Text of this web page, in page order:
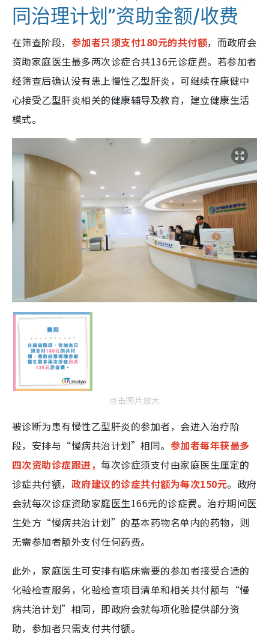
同治理计划”资助金额/收费
在筛查阶段， 参加者只须支付180元的共付额，而政府会
资助家庭医生最多两次诊症合共136元诊症费。若参加者
经筛查后确认没有患上慢性乙型肝炎，可继续在康健中
心接受乙型肝炎相关的健康辅导及教育，建立健康生活
模式。
点击图片放大
被诊断为患有慢性乙型肝炎的参加者，会进入治疗阶
段，安排与“慢病共治计划”相同。 参加者每年获最多
四次资助诊症跟进，每次诊症须支付由家庭医生厘定的
诊症共付额， 政府建议的诊症共付额为每次150元。政府
会就每次诊症资助家庭医生166元的诊症费。治疗期间医
生处方“慢病共治计划”的基本药物名单内的药物，则
无需参加者额外支付任何药费。
此外，家庭医生可安排有临床需要的参加者接受合适的
化验检查服务，化验检查项目清单和相关共付额与“慢
病共治计划”相同，即政府会就每项化验提供部分资
助，参加者只需支付共付额。